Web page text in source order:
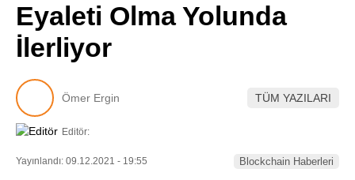
TikTok
Eyaleti Olma Yolunda
İlerliyor
Ömer Ergin TÜM YAZILARI
Editör:
Yayınlandı: 09.12.2021 - 19:55 Blockchain Haberleri